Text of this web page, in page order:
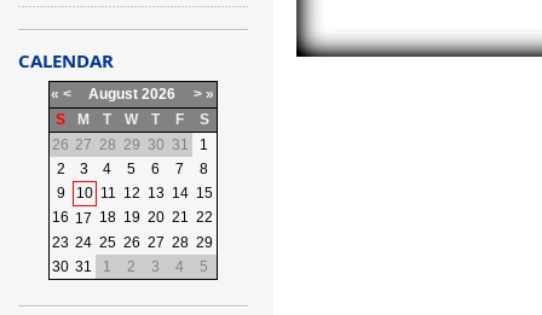
CALENDAR
« < August 2026 > »
S
M T W T F
S
26 27 28 29 30 31
1
2
3 4 5 6 7
8
9
10 11 12 13 14 15
16 17 18 19 20 21 22
23 24 25 26 27 28 29
30 31 1 2 3 4 5